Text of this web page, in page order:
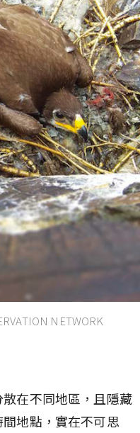
NETWORK
在不同地區，且隱藏
地點，實在不可思